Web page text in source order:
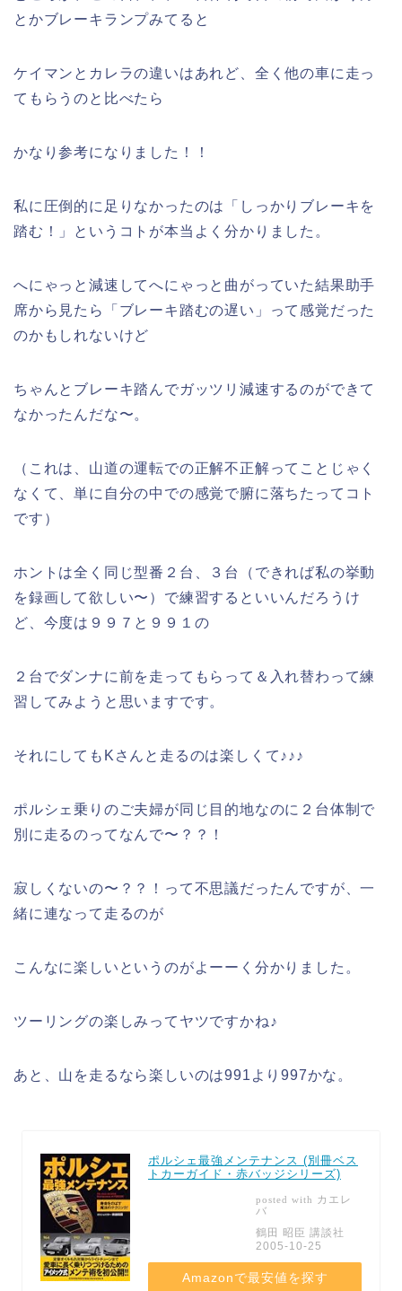
とかブレーキランプみてると
ケイマンとカレラの違いはあれど、全く他の車に走っ
てもらうのと比べたら
かなり参考になりました！！
私に圧倒的に足りなかったのは「しっかりブレーキを
踏む！」というコトが本当よく分かりました。
へにゃっと減速してへにゃっと曲がっていた結果助手
席から見たら「ブレーキ踏むの遅い」って感覚だった
のかもしれないけど
ちゃんとブレーキ踏んでガッツリ減速するのができて
なかったんだな〜。
（これは、山道の運転での正解不正解ってことじゃく
なくて、単に自分の中での感覚で腑に落ちたってコト
です）
ホントは全く同じ型番２台、３台（できれば私の挙動
を録画して欲しい〜）で練習するといいんだろうけ
ど、今度は９９７と９９１の
２台でダンナに前を走ってもらって＆入れ替わって練
習してみようと思いますです。
それにしてもKさんと走るのは楽しくて♪♪♪
ポルシェ乗りのご夫婦が同じ目的地なのに２台体制で
別に走るのってなんで〜？？！
寂しくないの〜？？！って不思議だったんですが、一
緒に連なって走るのが
こんなに楽しいというのがよーーく分かりました。
ツーリングの楽しみってヤツですかね♪
あと、山を走るなら楽しいのは991より997かな。
ポルシェ最強メンテナンス (別冊ベス
トカーガイド・赤バッジシリーズ)
posted with カエレ
バ
鶴田 昭臣 講談社
2005-10-25
Amazonで最安値を探す